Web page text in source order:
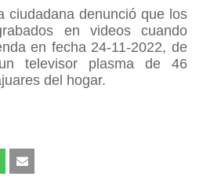
ciudadana denunció que los
en videos cuando
en fecha 24-11-2022, de
televisor plasma de 46
del hogar.